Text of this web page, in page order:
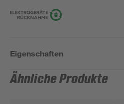
Eigenschaften
Ähnliche Produkte